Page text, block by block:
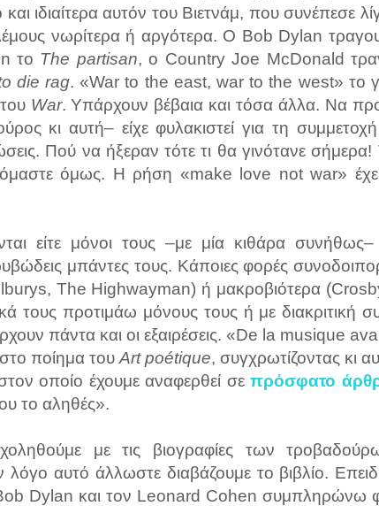
και ιδιαίτερα αυτόν του Βιετνάμ, που συνέπεσε
νωρίτερα ή αργότερα. Ο Bob Dylan
το The partisan, ο Country Joe McDonald
die rag. «War to the east, war to the west» το
War. Υπάρχουν βέβαια και τόσα άλλα. Να
κι αυτή– είχε φυλακιστεί για τη
Πού να ήξεραν τότε τι θα γινότανε σήμερα!
όμως. Η ρήση «make love not war»
είτε μόνοι τους –με μία κιθάρα συνήθως–
μπάντες τους. Κάποιες φορές
The Highwayman) ή μακροβιότερα
προτιμάω μόνους τους ή με διακριτική
πάντα και οι εξαιρέσεις. «De la musique
ποίημα του Art poétique, συγχρωτίζοντας κι
οποίο έχουμε αναφερθεί σε πρόσφατο
το αληθές».
με τις βιογραφίες των
λόγο αυτό άλλωστε διαβάζουμε το βιβλίο.
Dylan και τον Leonard Cohen συμπληρώνω